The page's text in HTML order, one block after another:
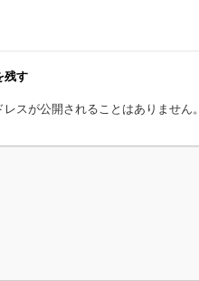
残す
レスが公開されることはありません。